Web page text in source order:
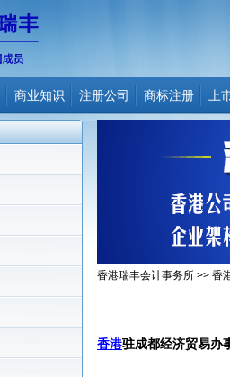
商业知识 注册公司 商标注册 上
香港瑞丰会计事务所 >> 香
香港驻成都经济贸易办